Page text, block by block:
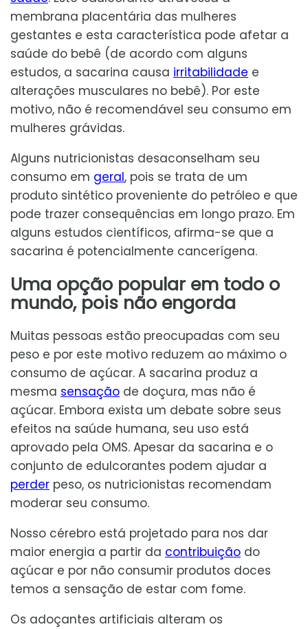
membrana placentária das mulheres
gestantes e esta característica pode afetar a
saúde do bebê (de acordo com alguns
estudos, a sacarina causa irritabilidade e
alterações musculares no bebê). Por este
motivo, não é recomendável seu consumo em
mulheres grávidas.
Alguns nutricionistas desaconselham seu
consumo em geral, pois se trata de um
produto sintético proveniente do petróleo e que
pode trazer consequências em longo prazo. Em
alguns estudos científicos, afirma-se que a
sacarina é potencialmente cancerígena.
Uma opção popular em todo o
mundo, pois não engorda
Muitas pessoas estão preocupadas com seu
peso e por este motivo reduzem ao máximo o
consumo de açúcar. A sacarina produz a
mesma sensação de doçura, mas não é
açúcar. Embora exista um debate sobre seus
efeitos na saúde humana, seu uso está
aprovado pela OMS. Apesar da sacarina e o
conjunto de edulcorantes podem ajudar a
perder peso, os nutricionistas recomendam
moderar seu consumo.
Nosso cérebro está projetado para nos dar
maior energia a partir da contribuição do
açúcar e por não consumir produtos doces
temos a sensação de estar com fome.
Os adoçantes artificiais alteram os